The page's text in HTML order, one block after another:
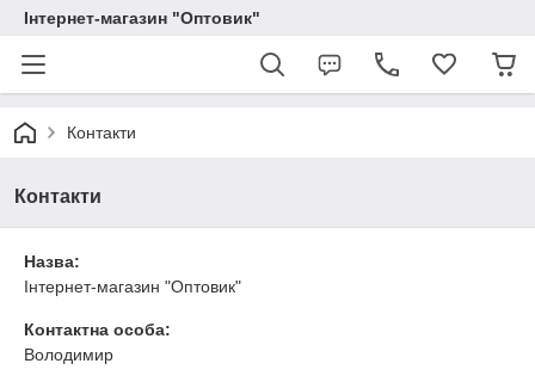
Інтернет-магазин "Оптовик"
Контакти
Контакти
Назва:
Інтернет-магазин "Оптовик"
Контактна особа:
Володимир